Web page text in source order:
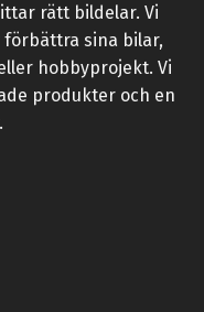
rätt bildelar. Vi
sina bilar,
hobbyprojekt. Vi
produkter och en